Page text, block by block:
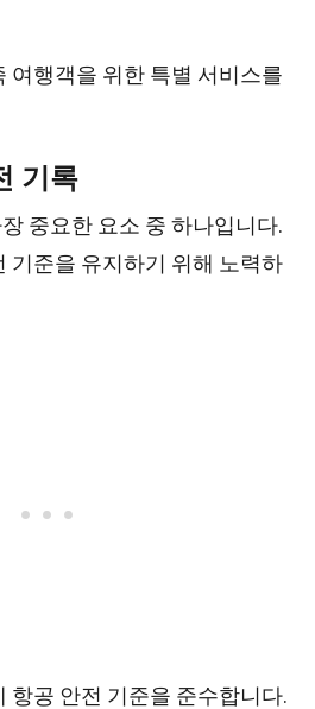
여행객을 위한 특별 서비스를
기록
중요한 요소 중 하나입니다.
기준을 유지하기 위해 노력하
항공 안전 기준을 준수합니다.